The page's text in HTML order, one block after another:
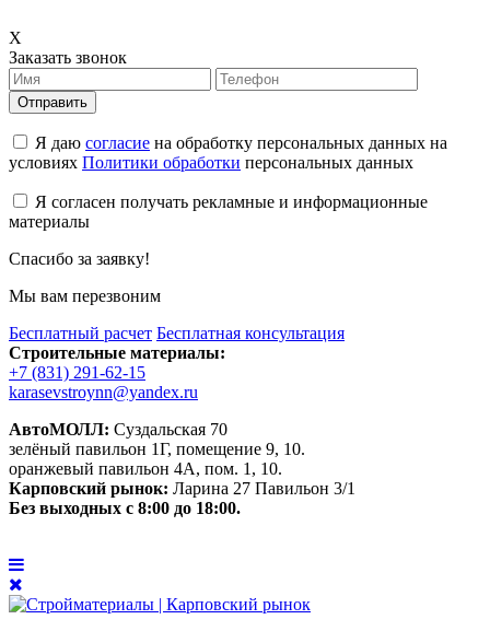
X
Заказать звонок
Отправить
Я даю согласие на обработку персональных данных на
условиях Политики обработки персональных данных
Я согласен получать рекламные и информационные
материалы
Спасибо за заявку!
Мы вам перезвоним
Бесплатный расчет Бесплатная консультация
Строительные материалы:
+7 (831) 291-62-15
karasevstroynn@yandex.ru
АвтоМОЛЛ: Суздальская 70
зелёный павильон 1Г, помещение 9, 10.
оранжевый павильон 4А, пом. 1, 10.
Карповский рынок: Ларина 27 Павильон 3/1
Без выходных с 8:00 до 18:00.